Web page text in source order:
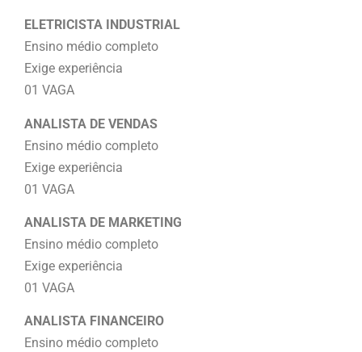
ELETRICISTA INDUSTRIAL
Ensino médio completo
Exige experiência
01 VAGA
ANALISTA DE VENDAS
Ensino médio completo
Exige experiência
01 VAGA
ANALISTA DE MARKETING
Ensino médio completo
Exige experiência
01 VAGA
ANALISTA FINANCEIRO
Ensino médio completo